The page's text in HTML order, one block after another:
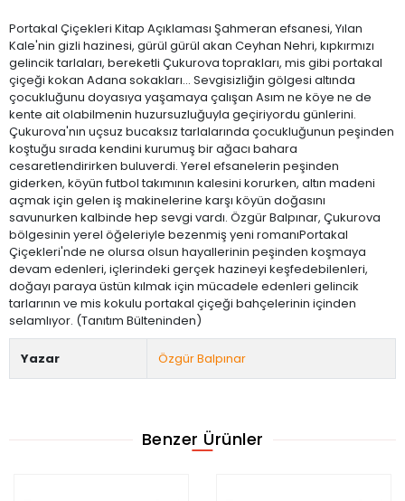
Portakal Çiçekleri Kitap Açıklaması Şahmeran efsanesi, Yılan
Kale'nin gizli hazinesi, gürül gürül akan Ceyhan Nehri, kıpkırmızı
gelincik tarlaları, bereketli Çukurova toprakları, mis gibi portakal
çiçeği kokan Adana sokakları… Sevgisizliğin gölgesi altında
çocukluğunu doyasıya yaşamaya çalışan Asım ne köye ne de
kente ait olabilmenin huzursuzluğuyla geçiriyordu günlerini.
Çukurova'nın uçsuz bucaksız tarlalarında çocukluğunun peşinden
koştuğu sırada kendini kurumuş bir ağacı bahara
cesaretlendirirken buluverdi. Yerel efsanelerin peşinden
giderken, köyün futbol takımının kalesini korurken, altın madeni
açmak için gelen iş makinelerine karşı köyün doğasını
savunurken kalbinde hep sevgi vardı. Özgür Balpınar, Çukurova
bölgesinin yerel öğeleriyle bezenmiş yeni romanıPortakal
Çiçekleri'nde ne olursa olsun hayallerinin peşinden koşmaya
devam edenleri, içlerindeki gerçek hazineyi keşfedebilenleri,
doğayı paraya üstün kılmak için mücadele edenleri gelincik
tarlarının ve mis kokulu portakal çiçeği bahçelerinin içinden
selamlıyor. (Tanıtım Bülteninden)
Yazar Özgür Balpınar
Benzer Ürünler